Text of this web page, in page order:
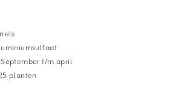
t/m april
planten